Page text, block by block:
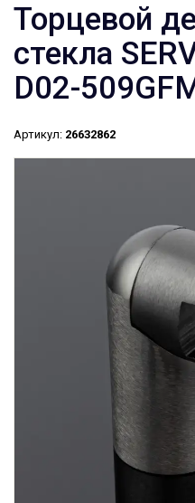
Торцевой
стекла
D02-
Артикул: 26632862